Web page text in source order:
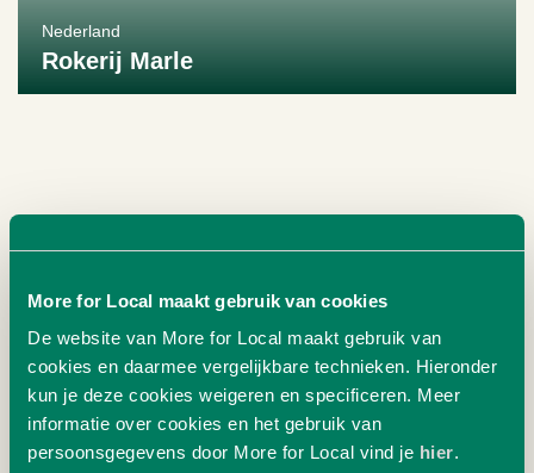
More for Local maakt gebruik van cookies
De website van More for Local maakt gebruik van
cookies en daarmee vergelijkbare technieken. Hieronder
kun je deze cookies weigeren en specificeren. Meer
informatie over cookies en het gebruik van
persoonsgegevens door More for Local vind je hier.
Nederland
Rokerij Marle